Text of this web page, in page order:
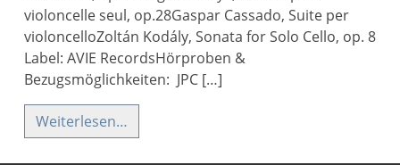
violoncelle seul, op.28Gaspar Cassado, Suite per
violoncelloZoltán Kodály, Sonata for Solo Cello, op. 8
Label: AVIE RecordsHörproben &
Bezugsmöglichkeiten: JPC […]
Weiterlesen…